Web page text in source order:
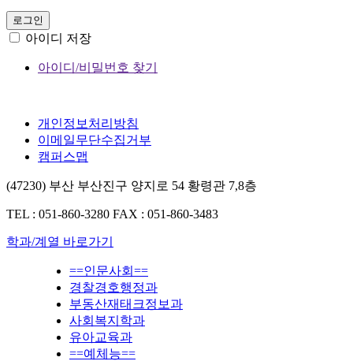
로그인
아이디 저장
아이디/비밀번호 찾기
개인정보처리방침
이메일무단수집거부
캠퍼스맵
(47230) 부산 부산진구 양지로 54 황령관 7,8층
TEL : 051-860-3280 FAX : 051-860-3483
학과/계열 바로가기
==인문사회==
경찰경호행정과
부동산재태크정보과
사회복지학과
유아교육과
==예체능==